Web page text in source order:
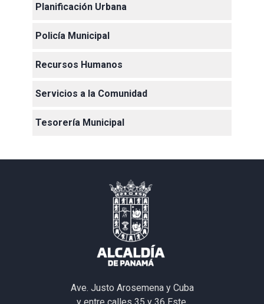
Planificación Urbana
Policía Municipal
Recursos Humanos
Servicios a la Comunidad
Tesorería Municipal
Ave. Justo Arosemena y Cuba
y entre calles 35 y 36 Este.